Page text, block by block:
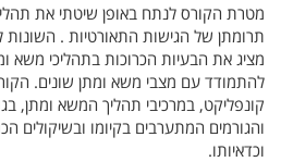
מטרת הקורס לנתח באופן שיטתי את
תרומתן של הגישות התאורטיות .
מציג את הבעיות הכרוכות בתהליכי משא
להתמודד עם מצבי משא ומתן שונים.
קונפליקט, במרכיבי תהליך המשא ומתן,
והגורמים המתערבים בקיומו ובשיקולים
וכדאיותו.